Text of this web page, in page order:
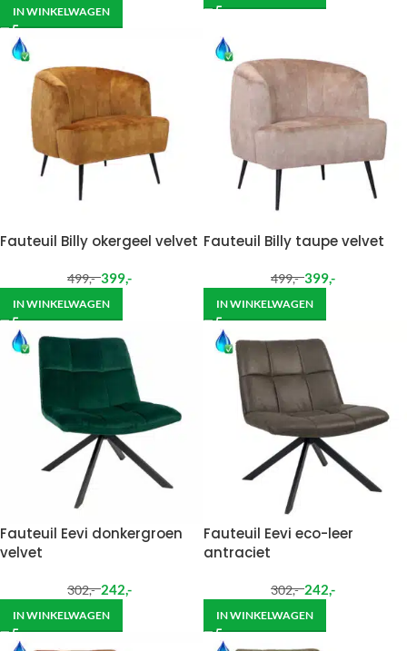
IN WINKELWAGEN
Fauteuil Billy okergeel velvet
499,- 399,-
IN WINKELWAGEN
Fauteuil Billy taupe velvet
499,- 399,-
IN WINKELWAGEN
Fauteuil Eevi donkergroen
velvet
302,- 242,-
IN WINKELWAGEN
Fauteuil Eevi eco-leer
antraciet
302,- 242,-
IN WINKELWAGEN